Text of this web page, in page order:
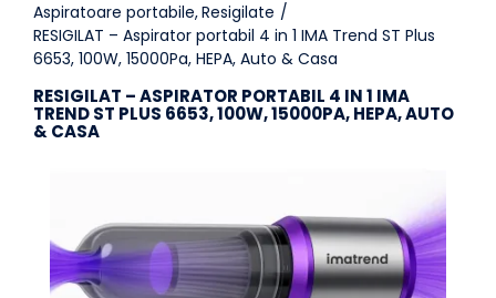
Contacteaza-ne
Hub electrocasnice
Manual de instructiuni
Aspiratoare portabile Resigilate
RESIGILAT – Aspirator portabil 4 in 1 IMA Trend ST Plus
6653, 100W, 15000Pa, HEPA, Auto & Casa
RESIGILAT – ASPIRATOR PORTABIL 4 IN 1 IMA
TREND ST PLUS 6653, 100W, 15000PA, HEPA, AUTO
& CASA